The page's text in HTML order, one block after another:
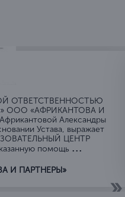
ОТВЕТСТВЕННОСТЬЮ
ООО «АФРИКАНТОВА И
Александры
Устава, выражает
ЦЕНТР
помощь ...
И ПАРТНЕРЫ»